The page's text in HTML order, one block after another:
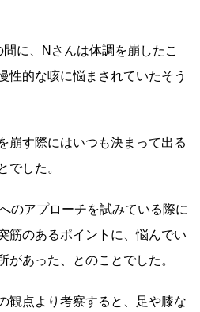
に、Nさんは体調を崩したこ
性的な咳に悩まされていたそう
崩す際にはいつも決まって出る
でした。
のアプローチを試みている際に
筋のあるポイントに、悩んでい
があった、とのことでした。
観点より考察すると、足や膝な